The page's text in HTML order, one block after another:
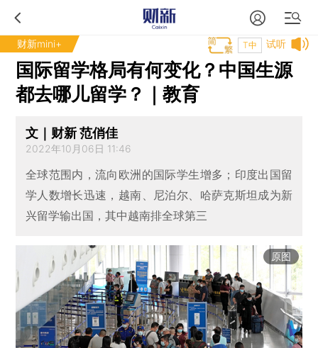
财新mini+ 试听
T中
国际留学格局有何变化？中国生源
都去哪儿留学？｜教育
文｜财新 范俏佳
2022年10月06日 11:46
全球范围内，流向欧洲的国际学生增多；印度出国留
学人数增长迅速，越南、尼泊尔、哈萨克斯坦成为新
兴留学输出国，其中越南排全球第三
原图